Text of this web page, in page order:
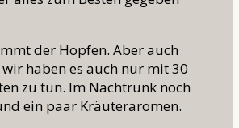
der Hopfen. Aber auch
wir haben es auch nur mit 30
zu tun. Im Nachtrunk noch
ein paar Kräuteraromen.